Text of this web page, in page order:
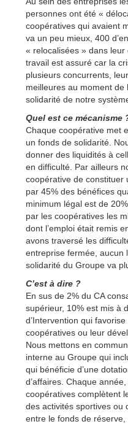
personnes ont été «
coopératives qui avaient
va un peu mieux, 400
« relocalisées » dans leur
travail est assuré car la
plusieurs concurrents,
meilleures au moment
solidarité de notre
Quel est ce mécanisme
Chaque coopérative met
un fonds de solidarité.
donner des liquidités à
en difficulté. Par ailleurs
coopérative de constituer
par 45% des bénéfices
minimum légal est de
par les coopératives les
dont l’emploi était remis
avons traversé les
entreprise fermée, aucun
solidarité du Groupe va
C’est à dire ?
En sus de 2% du CA
supérieur, 10% est mis à
d’Intervention qui
coopératives ou leur
Nous mettons en
interne au Groupe qui
qui bénéficie d’une
d’affaires. Chaque
coopératives complètent
des activités sportives ou
entre le fonds de